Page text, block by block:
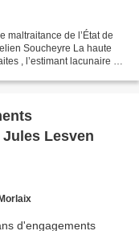
maltraitance de l’État de
Soucheyre La haute
, l’estimant lacunaire et
Lesven